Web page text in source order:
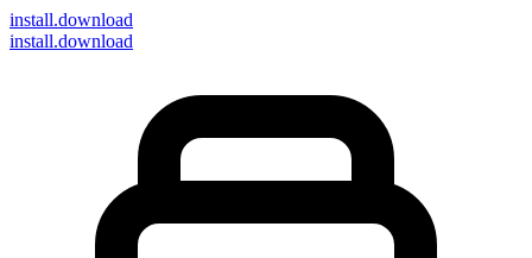
install.download
install.download